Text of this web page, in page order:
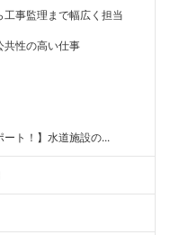
事監理まで幅広く担当
共性の高い仕事
ート！】水道施設の...